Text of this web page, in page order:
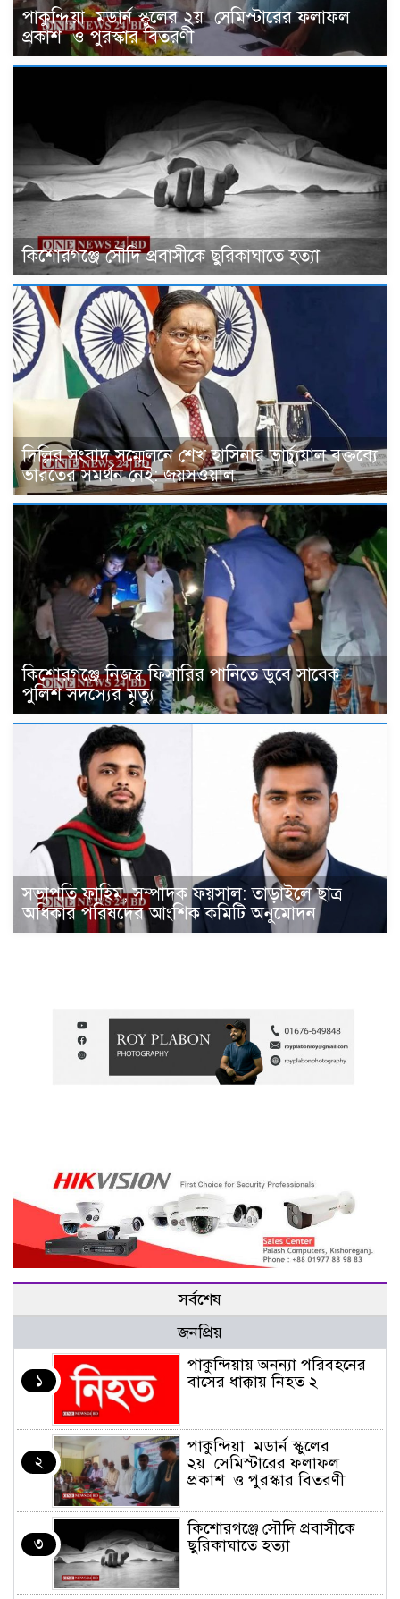
পাকুন্দিয়া মডার্ন স্কুলের ২য় সেমিস্টারের ফলাফল
প্রকাশ ও পুরস্কার বিতরণী
কিশোরগঞ্জে সৌদি প্রবাসীকে ছুরিকাঘাতে হত্যা
দিল্লির সংবাদ সম্মেলনে শেখ হাসিনার ভার্চ্যুয়াল বক্তব্যে
ভারতের সমর্থন নেই: জয়সওয়াল
কিশোরগঞ্জে নিজস্ব ফিসারির পানিতে ডুবে সাবেক
পুলিশ সদস্যের মৃত্যু
সভাপতি ফাহিম, সম্পাদক ফয়সাল: তাড়াইলে ছাত্র
অধিকার পরিষদের আংশিক কমিটি অনুমোদন
সর্বশেষ
জনপ্রিয়
১
পাকুন্দিয়ায় অনন্যা পরিবহনের
বাসের ধাক্কায় নিহত ২
২
পাকুন্দিয়া মডার্ন স্কুলের
২য় সেমিস্টারের ফলাফল
প্রকাশ ও পুরস্কার বিতরণী
৩
কিশোরগঞ্জে সৌদি প্রবাসীকে
ছুরিকাঘাতে হত্যা